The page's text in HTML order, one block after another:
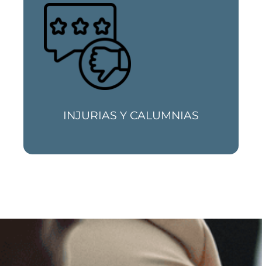
INJURIAS Y CALUMNIAS
Protegemos tu prestigio, personal y
profesional, frente a ataques contra tu
honor